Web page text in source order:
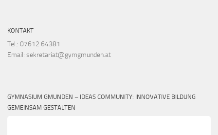
KONTAKT
Tel.: 07612 64381
Email: sekretariat@gymgmunden.at
GYMNASIUM GMUNDEN – IDEAS COMMUNITY: INNOVATIVE BILDUNG
GEMEINSAM GESTALTEN